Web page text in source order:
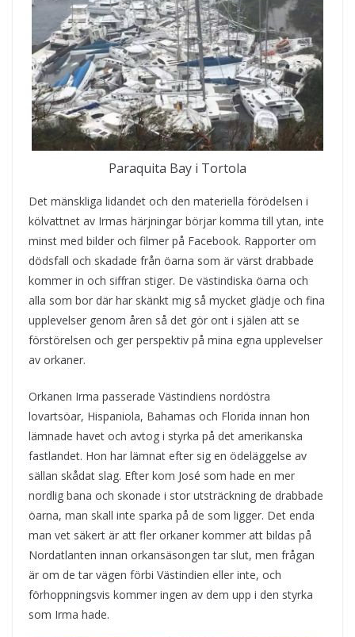
Paraquita Bay i Tortola
Det mänskliga lidandet och den materiella förödelsen i
kölvattnet av Irmas härjningar börjar komma till ytan, inte
minst med bilder och filmer på Facebook. Rapporter om
dödsfall och skadade från öarna som är värst drabbade
kommer in och siffran stiger. De västindiska öarna och
alla som bor där har skänkt mig så mycket glädje och fina
upplevelser genom åren så det gör ont i själen att se
förstörelsen och ger perspektiv på mina egna upplevelser
av orkaner.
Orkanen Irma passerade Västindiens nordöstra
lovartsöar, Hispaniola, Bahamas och Florida innan hon
lämnade havet och avtog i styrka på det amerikanska
fastlandet. Hon har lämnat efter sig en ödeläggelse av
sällan skådat slag. Efter kom José som hade en mer
nordlig bana och skonade i stor utsträckning de drabbade
öarna, man skall inte sparka på de som ligger. Det enda
man vet säkert är att fler orkaner kommer att bildas på
Nordatlanten innan orkansäsongen tar slut, men frågan
är om de tar vägen förbi Västindien eller inte, och
förhoppningsvis kommer ingen av dem upp i den styrka
som Irma hade.